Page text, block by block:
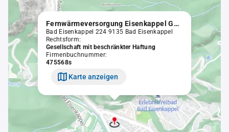
Fernwärmeversorgung Eisenkappel GmbH
Bad Eisenkappel 224 9135 Bad Eisenkappel
Rechtsform:
Gesellschaft mit beschränkter Haftung
Firmenbuchnummer:
475568s
Karte anzeigen